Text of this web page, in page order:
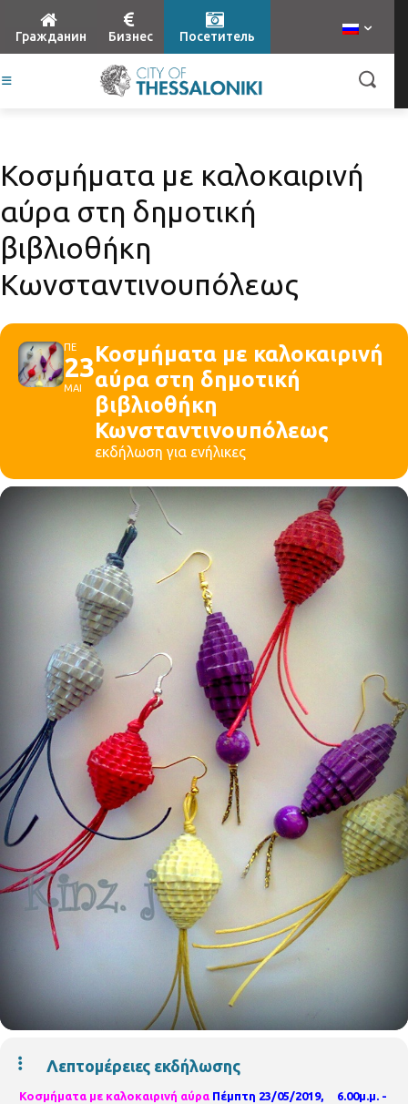
Гражданин Бизнес Посетитель
Κοσμήματα με καλοκαιρινή
αύρα στη δημοτική
βιβλιοθήκη
Κωνσταντινουπόλεως
ΠΕ
23
ΜΑΙ
Κοσμήματα με καλοκαιρινή
αύρα στη δημοτική
βιβλιοθήκη
Κωνσταντινουπόλεως
εκδήλωση για ενήλικες
Λεπτομέρειες εκδήλωσης
Κοσμήματα με καλοκαιρινή αύρα Πέμπτη 23/05/2019, 6.00μ.μ. -